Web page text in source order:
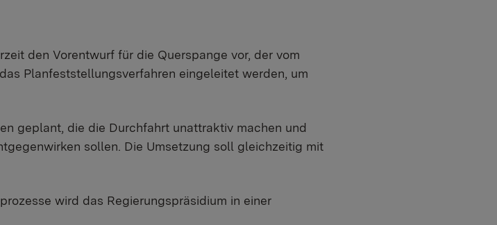
den Vorentwurf für die Querspange vor, der vom
Planfeststellungsverfahren eingeleitet werden, um
geplant, die die Durchfahrt unattraktiv machen und
sollen. Die Umsetzung soll gleichzeitig mit
wird das Regierungspräsidium in einer